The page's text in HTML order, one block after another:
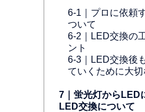
6-1｜プロに依頼
ついて
6-2｜LED交換の
ント
6-3｜LED交換後
ていくために大
7｜蛍光灯からLED
LED交換について